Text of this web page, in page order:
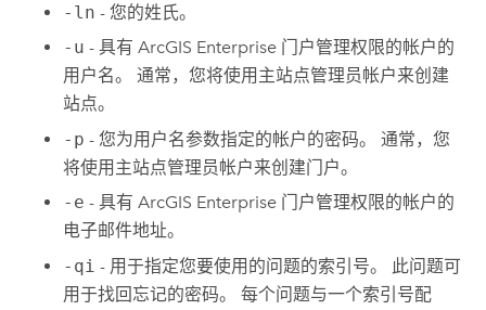
-ln - 您的姓氏。
-u - 具有ArcGIS Enterprise 门户管理权限的帐户的
用户名。 通常，您将使用主站点管理员帐户来创建
站点。
-p - 您为用户名参数指定的帐户的密码。 通常，您
将使用主站点管理员帐户来创建门户。
-e - 具有ArcGIS Enterprise 门户管理权限的帐户的
电子邮件地址。
-qi - 用于指定您要使用的问题的索引号。 此问题可
用于找回忘记的密码。 每个问题与一个索引号配